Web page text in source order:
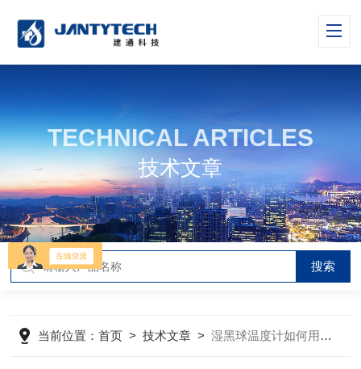
TECHNICAL ARTICLES
技术文章
当前位置：首页 >技术文章 >湿黑球温度计如何用来评价高温车间气象条件？